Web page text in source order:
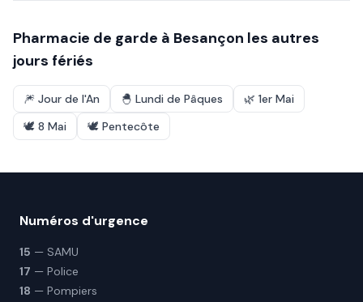
Pharmacie de garde à Besançon les autres
jours fériés
🎆 Jour de l'An 🐣 Lundi de Pâques 🌿 1er Mai
🕊️ 8 Mai 🕊️ Pentecôte
Numéros d'urgence
15 — SAMU
17 — Police
18 — Pompiers